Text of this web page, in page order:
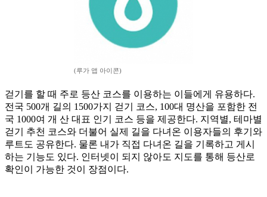
(루가 앱 아이콘)
걷기를 할 때 주로 등산 코스를 이용하는 이들에게 유용하다.
전국 500개 길의 1500가지 걷기 코스, 100대 명산을 포함한 전
국 1000여 개 산 대표 인기 코스 등을 제공한다. 지역별, 테마별
걷기 추천 코스와 더불어 실제 길을 다녀온 이용자들의 후기와
루트도 공유한다. 물론 내가 직접 다녀온 길을 기록하고 게시
하는 기능도 있다. 인터넷이 되지 않아도 지도를 통해 등산로
확인이 가능한 것이 장점이다.